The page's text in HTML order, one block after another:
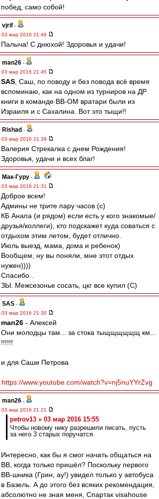
побед, само собой!
vjrif -
03 мар 2016 21:46
Палыча! С днюхой! Здоровья и удачи!
man26 -
03 мар 2016 21:45
SAS , Саш, по поводу и без повода всё время
вспоминаю, как на одном из турниров на ДР
книги в команде ВВ-ОМ вратари были из
Израиля и с Сахалина. Вот это тыщи!!
Rishad -
03 мар 2016 21:39
Валерия Стрекалка с днем Рождения!
Здоровья, удачи и всех благ!
Мак-Гуру -
03 мар 2016 21:31
Доброе всем!
Админы не трите пару часов (с)
КБ Анапа (и рядом) если есть у кого знакомые/
друзья/коллеги), кто подскажет куда соваться с
отдыхом этим летом, будет отлично.
Июль выезд, мама, дома и ребенок)
Вообщем, ну вы поняли, мне этот отдых
нужен))))
Спасибо..
ЗЫ. Межсезонье сосать, цкг все купил (С)
SAS -
03 мар 2016 21:30
man26 - Алексей
Они молодцы там... за стока тыщщщщщщ км...
!!!!!!
и для Саши Петрова
https://www.youtube.com/watch?v=nj5nuYYrZvg
man26 -
03 мар 2016 21:21
petrov13 » 03 мар 2016 15:55
Чтобы новому нику разрешили писать, пусть
за него 3 старых поручатся.
Интересно, как бы я смог начать общаться на
ВВ, когда только пришёл? Поскольку первого
ВВ-шника (Грин, ау!) увидел только у автобуса
в Базель. А до этого без всяких рекомендация,
абсолютно не зная меня, Спартак visahouse